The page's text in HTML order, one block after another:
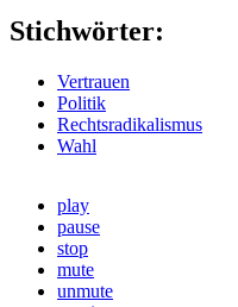
Stichwörter:
Vertrauen
Politik
Rechtsradikalismus
Wahl
play
pause
stop
mute
unmute